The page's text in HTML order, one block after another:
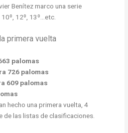
Benítez marco una serie
10º, 12º, 13º…etc.
primera vuelta
palomas
726 palomas
609 palomas
hecho una primera vuelta, 4
de las listas de clasificaciones.